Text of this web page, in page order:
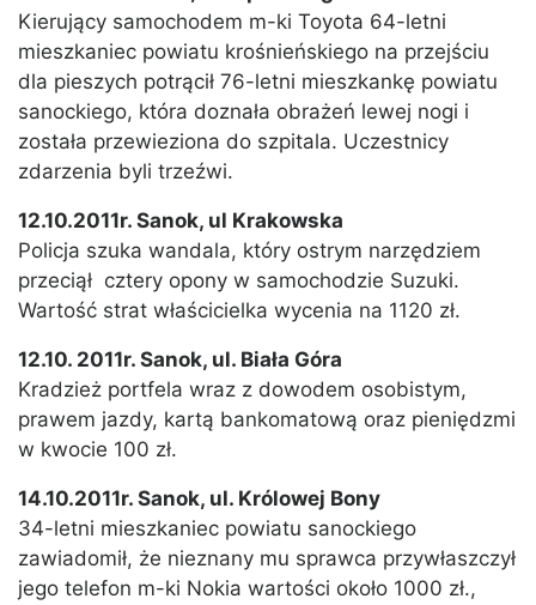
Kierujący samochodem m-ki Toyota 64-letni
mieszkaniec powiatu krośnieńskiego na przejściu
dla pieszych potrącił 76-letni mieszkankę powiatu
sanockiego, która doznała obrażeń lewej nogi i
została przewieziona do szpitala. Uczestnicy
zdarzenia byli trzeźwi.
12.10.2011r. Sanok, ul Krakowska
Policja szuka wandala, który ostrym narzędziem
przeciął cztery opony w samochodzie Suzuki.
Wartość strat właścicielka wycenia na 1120 zł.
12.10. 2011r. Sanok, ul. Biała Góra
Kradzież portfela wraz z dowodem osobistym,
prawem jazdy, kartą bankomatową oraz pieniędzmi
w kwocie 100 zł.
14.10.2011r. Sanok, ul. Królowej Bony
34-letni mieszkaniec powiatu sanockiego
zawiadomił, że nieznany mu sprawca przywłaszczył
jego telefon m-ki Nokia wartości około 1000 zł.,